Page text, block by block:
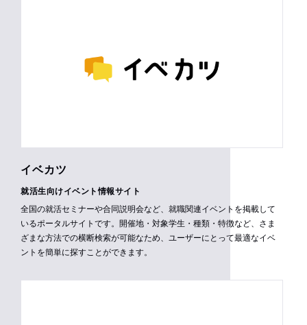
イベカツ
就活生向けイベント情報サイト
全国の就活セミナーや合同説明会など、就職関連イベントを掲載して
いるポータルサイトです。開催地・対象学生・種類・特徴など、さま
ざまな方法での横断検索が可能なため、ユーザーにとって最適なイベ
ントを簡単に探すことができます。